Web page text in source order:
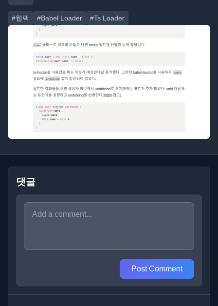
#웹팩 #Babel Loader #Ts Loader
댓글
Post Comment